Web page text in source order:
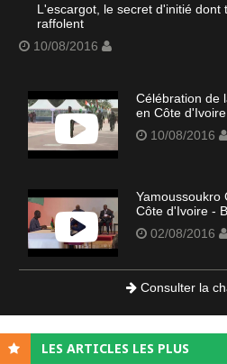
L'escargot, le secret d'initié dont
raffolent
10/08/2016
Célébration de
en Côte d'Ivoire
10/08/2016
Yamoussoukro
Côte d'Ivoire -
02/08/2016
Consulter la
LES ARTICLES LES PLUS